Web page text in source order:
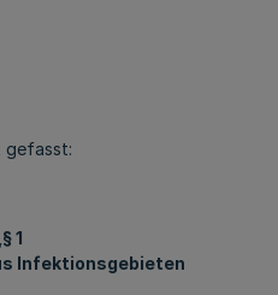
gefasst:
§ 1
Infektionsgebieten